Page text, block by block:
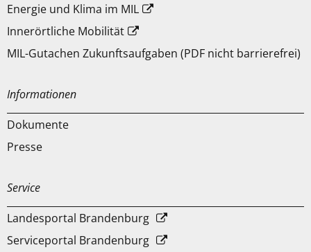
Energie und Klima im MIL
Innerörtliche Mobilität
MIL-Gutachen Zukunftsaufgaben (PDF nicht barrierefrei)
Informationen
Dokumente
Presse
Service
Landesportal Brandenburg
Serviceportal Brandenburg